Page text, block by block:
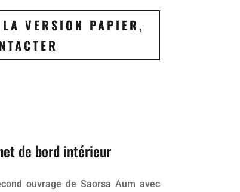
VERSION PAPIER,
de bord intérieur
ouvrage de Saorsa Aum avec